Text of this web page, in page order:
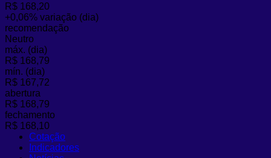
R$ 168,20
+0,06% variação (dia)
recomendação
Neutro
máx. (dia)
R$ 168,79
mín. (dia)
R$ 167,72
abertura
R$ 168,79
fechamento
R$ 168,10
Cotação
Indicadores